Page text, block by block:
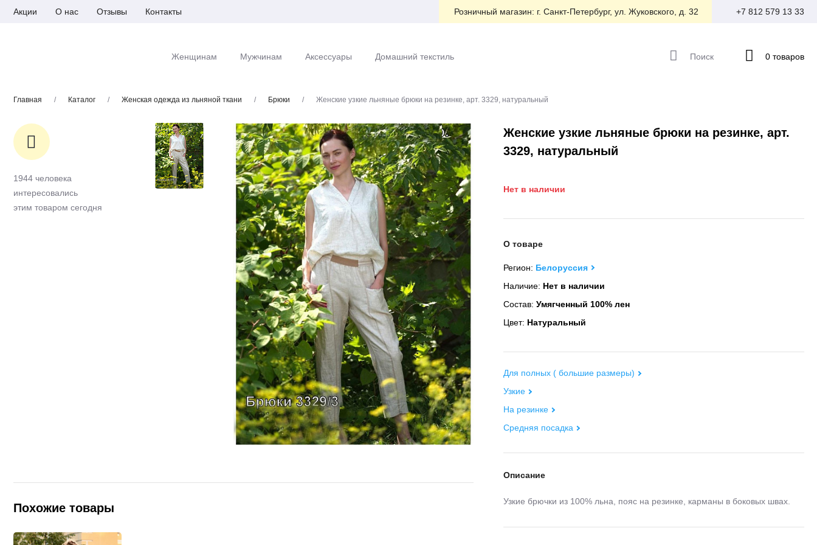
Акции О нас Отзывы Контакты Розничный магазин: г. Санкт-Петербург, ул. Жуковского, д. 32 +7 812 579 13 33
Женщинам Мужчинам Аксессуары Домашний текстиль Поиск 0 товаров
Главная / Каталог / Женская одежда из льняной ткани / Брюки / Женские узкие льняные брюки на резинке, арт. 3329, натуральный
Женские узкие льняные брюки на резинке, арт.
3329, натуральный
Нет в наличии
О товаре
Регион: Белоруссия
Наличие: Нет в наличии
Состав: Умягченный 100% лен
Цвет: Натуральный
Для полных ( большие размеры)
Узкие
На резинке
Средняя посадка
Описание
Узкие брючки из 100% льна, пояс на резинке, карманы в боковых швах.
1944 человека
интересовались
этим товаром сегодня
Похожие товары